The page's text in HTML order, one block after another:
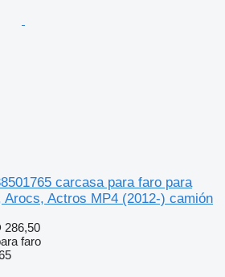
carcasa para faro para
Arocs, Actros MP4 (2012-) camión
286,50
faro